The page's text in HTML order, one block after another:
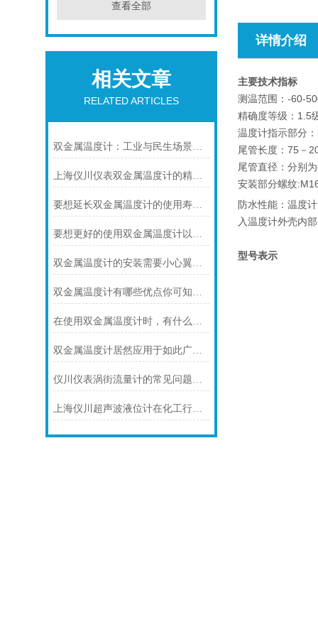
查看全部
相关文章
RELATED ARTICLES
双金属温度计：工业与民生场景中的实用测温利器
上海仪川仪表双金属温度计的精度等级是如何划分的
要想延长双金属温度计的使用寿命可少不了以下步骤
要想更好的使用双金属温度计以下几点不可少
双金属温度计的安装需要小心翼翼的！
双金属温度计有哪些优点你可知道？
在使用双金属温度计时，有什么地方需要注意的呢？
双金属温度计居然应用于如此广泛的领域
仪川仪表涡街流量计的常见问题及解决方法如下
上海仪川超声波液位计在化工行业中的应用优势
详情介绍
主要技术指标
测温范围：-60-
精确度等级：1.5
温度计指示部分
尾管长度：75－
尾管直径：分别
安装部分螺纹
防水性能：温度
入温度计外壳内
型号表示